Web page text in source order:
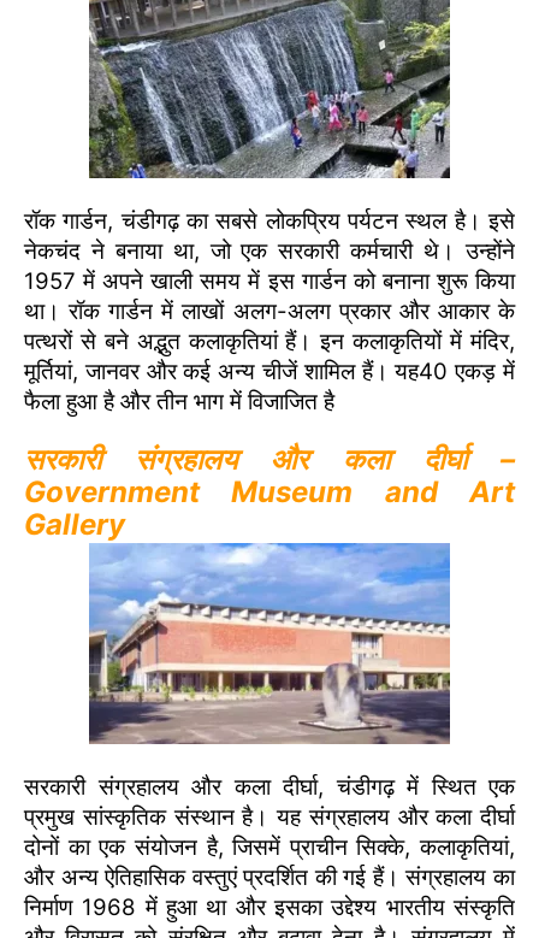
रॉक गार्डन, चंडीगढ़ का सबसे लोकप्रिय पर्यटन स्थल है। इसे
नेकचंद ने बनाया था, जो एक सरकारी कर्मचारी थे। उन्होंने
1957 में अपने खाली समय में इस गार्डन को बनाना शुरू किया
था। रॉक गार्डन में लाखों अलग-अलग प्रकार और आकार के
पत्थरों से बने अद्भुत कलाकृतियां हैं। इन कलाकृतियों में मंदिर,
मूर्तियां, जानवर और कई अन्य चीजें शामिल हैं। यह40 एकड़ में
फैला हुआ है और तीन भाग में विजाजित है
सरकारी संग्रहालय और कला दीर्घा –
Government Museum and Art
Gallery
सरकारी संग्रहालय और कला दीर्घा, चंडीगढ़ में स्थित एक
प्रमुख सांस्कृतिक संस्थान है। यह संग्रहालय और कला दीर्घा
दोनों का एक संयोजन है, जिसमें प्राचीन सिक्के, कलाकृतियां,
और अन्य ऐतिहासिक वस्तुएं प्रदर्शित की गई हैं। संग्रहालय का
निर्माण 1968 में हुआ था और इसका उद्देश्य भारतीय संस्कृति